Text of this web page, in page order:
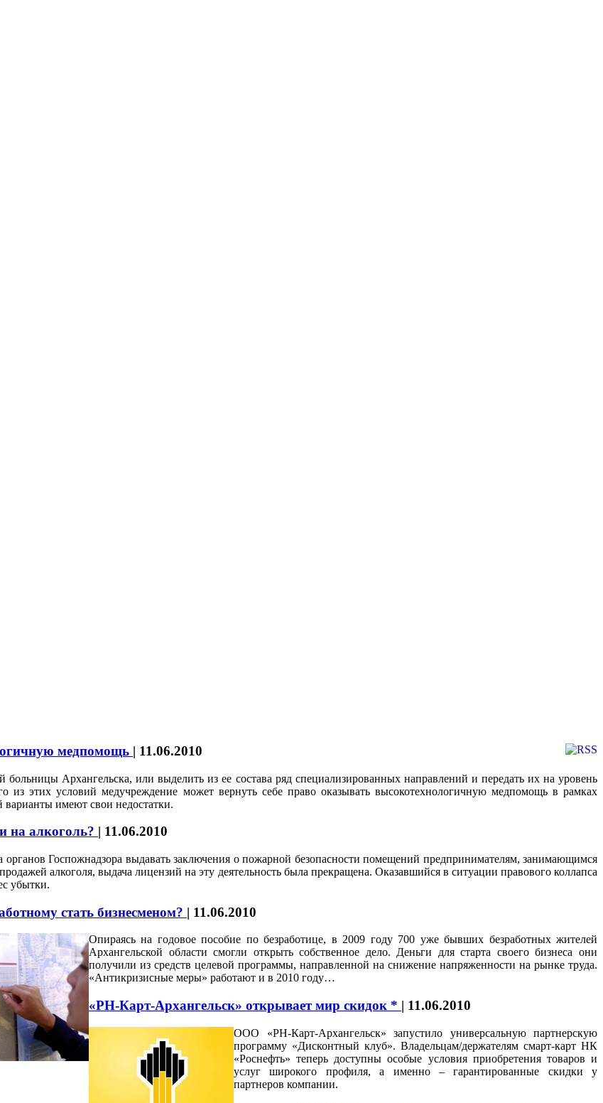
медпомощь | 11.06.2010
больницы Архангельска, или выделить из ее состава ряд специализированных направлений и передать их на уровень
из этих условий медучреждение может вернуть себе право оказывать высокотехнологичную медпомощь в рамках
варианты имеют свои недостатки.
на алкоголь? | 11.06.2010
органов Госпожнадзора выдавать заключения о пожарной безопасности помещений предпринимателям, занимающимся
алкоголя, выдача лицензий на эту деятельность была прекращена. Оказавшийся в ситуации правового коллапса
убытки.
стать бизнесменом? | 11.06.2010
Опираясь на годовое пособие по безработице, в 2009 году 700 уже бывших безработных жителей
Архангельской области смогли открыть собственное дело. Деньги для старта своего бизнеса они
получили из средств целевой программы, направленной на снижение напряженности на рынке труда.
«Антикризисные меры» работают и в 2010 году…
«РН-Карт-Архангельск» открывает мир скидок * | 11.06.2010
ООО «РН-Карт-Архангельск» запустило универсальную партнерскую
программу «Дисконтный клуб». Владельцам/держателям смарт-карт НК
«Роснефть» теперь доступны особые условия приобретения товаров и
услуг широкого профиля, а именно – гарантированные скидки у
партнеров компании.